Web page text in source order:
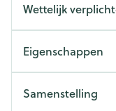
Wettelijk
Eigenschappen
Samenstelling